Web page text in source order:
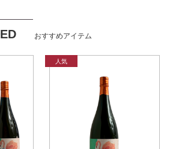
おすすめアイテム